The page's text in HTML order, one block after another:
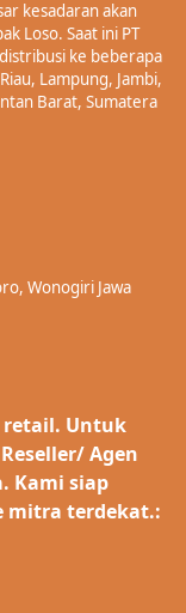
kesadaran akan
Loso. Saat ini PT
ke beberapa
Lampung, Jambi,
Barat, Sumatera
Wonogiri Jawa
retail. Untuk
Agen
Kami siap
mitra terdekat.: